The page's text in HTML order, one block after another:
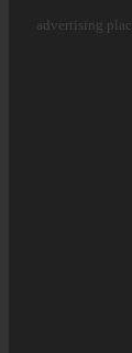
advertising